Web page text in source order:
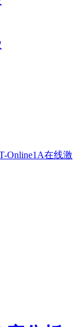
Online1A在线激